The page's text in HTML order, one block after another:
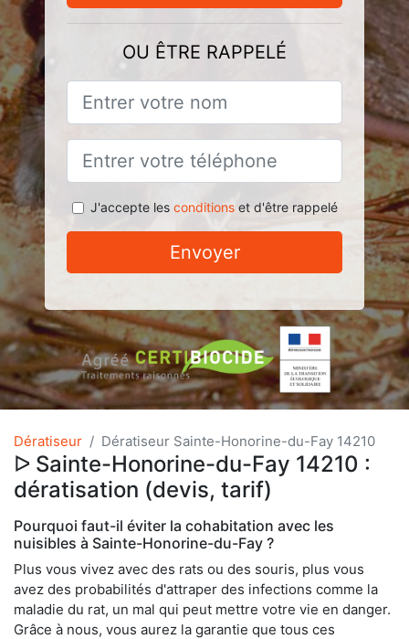
OU ÊTRE RAPPELÉ
J'accepte les conditionset d'être rappelé
Envoyer
Dératiseur Dératiseur Sainte-Honorine-du-Fay 14210
ᐅ Sainte-Honorine-du-Fay 14210 :
dératisation (devis, tarif)
Pourquoi faut-il éviter la cohabitation avec les
nuisibles à Sainte-Honorine-du-Fay ?
Plus vous vivez avec des rats ou des souris, plus vous
avez des probabilités d'attraper des infections comme la
maladie du rat, un mal qui peut mettre votre vie en danger.
Grâce à nous, vous aurez la garantie que tous ces